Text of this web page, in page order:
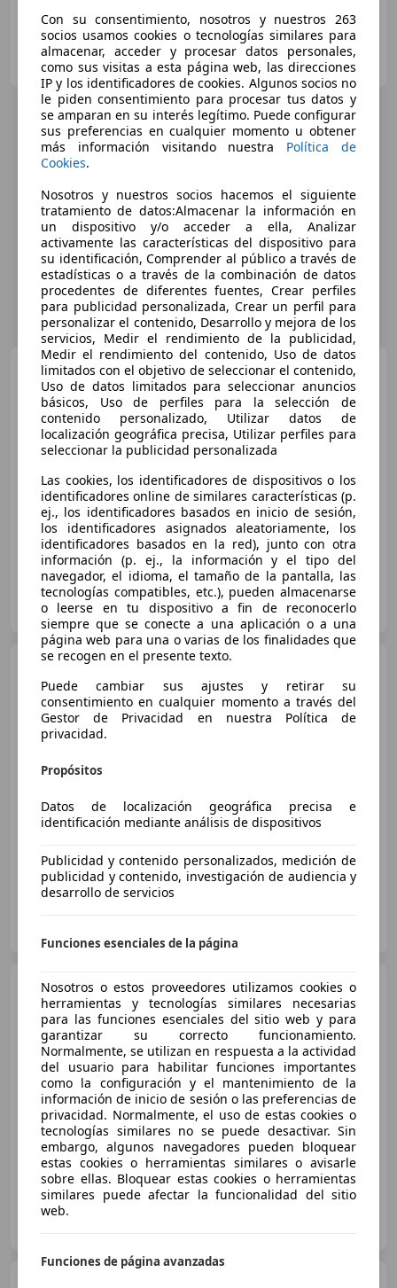
Ditram Monforte | Foz | Automotor10
ES-27192 Monforte de Lemos
Ford Kuga 1.5 EcoBlue Trend
FWD 120
€ 15.000
Buen precio
02/2022 89.690 km Diésel 88 kW (120 CV)
OCASIONPLUS FERROL
ES-15404 FERROL
Ford Kuga
EcoBlue 140kW 4x4 Auto
04/2021 101.000 km Diésel
140 kW (190 CV)
Ford Kuga1.5 EcoBoost ST-
Line X FWD 150
€ 27.500
Sin comparación
04/2023 17.769 km Gasolina 110 kW (150 CV)
GONZACAR, S.L.
Con su consentimiento, nosotros y nuestros 263
socios usamos cookies o tecnologías similares para
almacenar, acceder y procesar datos personales,
como sus visitas a esta página web, las direcciones
IP y los identificadores de cookies. Algunos socios no
le piden consentimiento para procesar tus datos y
se amparan en su interés legítimo. Puede configurar
sus preferencias en cualquier momento u obtener
más información visitando nuestra Política de
Cookies.
Nosotros y nuestros socios hacemos el siguiente
tratamiento de datos:Almacenar la información en
un dispositivo y/o acceder a ella, Analizar
activamente las características del dispositivo para
su identificación, Comprender al público a través de
estadísticas o a través de la combinación de datos
procedentes de diferentes fuentes, Crear perfiles
para publicidad personalizada, Crear un perfil para
personalizar el contenido, Desarrollo y mejora de los
servicios, Medir el rendimiento de la publicidad,
Medir el rendimiento del contenido, Uso de datos
limitados con el objetivo de seleccionar el contenido,
Uso de datos limitados para seleccionar anuncios
básicos, Uso de perfiles para la selección de
contenido personalizado, Utilizar datos de
localización geográfica precisa, Utilizar perfiles para
seleccionar la publicidad personalizada
Las cookies, los identificadores de dispositivos o los
identificadores online de similares características (p.
ej., los identificadores basados en inicio de sesión,
los identificadores asignados aleatoriamente, los
identificadores basados en la red), junto con otra
información (p. ej., la información y el tipo del
navegador, el idioma, el tamaño de la pantalla, las
tecnologías compatibles, etc.), pueden almacenarse
o leerse en tu dispositivo a fin de reconocerlo
siempre que se conecte a una aplicación o a una
página web para una o varias de los finalidades que
se recogen en el presente texto.
Puede cambiar sus ajustes y retirar su
consentimiento en cualquier momento a través del
Gestor de Privacidad en nuestra Política de
privacidad.
Propósitos
Datos de localización geográfica precisa e
identificación mediante análisis de dispositivos
Publicidad y contenido personalizados, medición de
publicidad y contenido, investigación de audiencia y
desarrollo de servicios
Funciones esenciales de la página
Nosotros o estos proveedores utilizamos cookies o
herramientas y tecnologías similares necesarias
para las funciones esenciales del sitio web y para
garantizar su correcto funcionamiento.
Normalmente, se utilizan en respuesta a la actividad
del usuario para habilitar funciones importantes
como la configuración y el mantenimiento de la
información de inicio de sesión o las preferencias de
privacidad. Normalmente, el uso de estas cookies o
tecnologías similares no se puede desactivar. Sin
embargo, algunos navegadores pueden bloquear
estas cookies o herramientas similares o avisarle
sobre ellas. Bloquear estas cookies o herramientas
similares puede afectar la funcionalidad del sitio
web.
Funciones de página avanzadas